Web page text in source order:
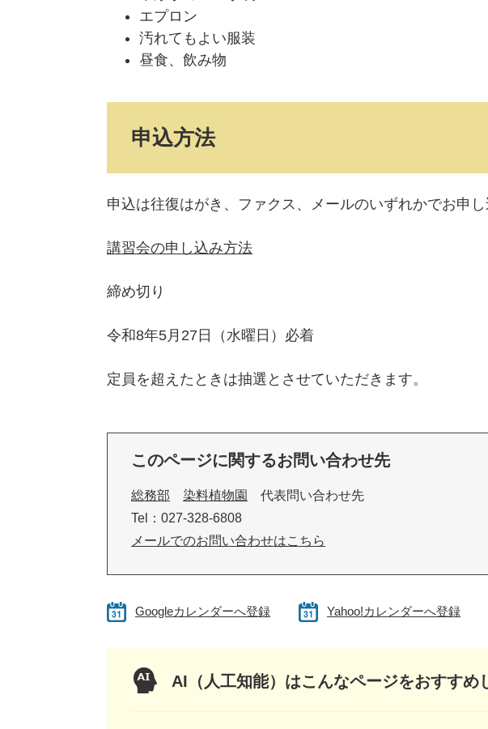
エプロン
汚れてもよい服装
昼食、飲み物
申込方法
申込は往復はがき、ファクス、メールのいずれかでお申
講習会の申し込み方法
締め切り
令和8年5月27日（水曜日）必着
定員を超えたときは抽選とさせていただきます。
このページに関するお問い合わせ先
総務部 染料植物園
代表問い合わせ先
Tel：027-328-6808
メールでのお問い合わせはこちら
Googleカレンダーへ登録 Yahoo!カレンダーへ登録
AI（人工知能）はこんなページをおすすめ